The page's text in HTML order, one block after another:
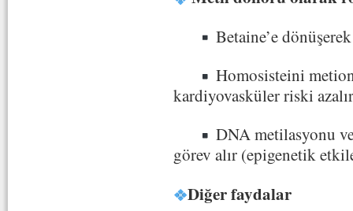
Betaine’e
Homosisteini
kardiyovasküler riski
DNA metilasyonu
görev alır (epigenetik
Diğer faydalar